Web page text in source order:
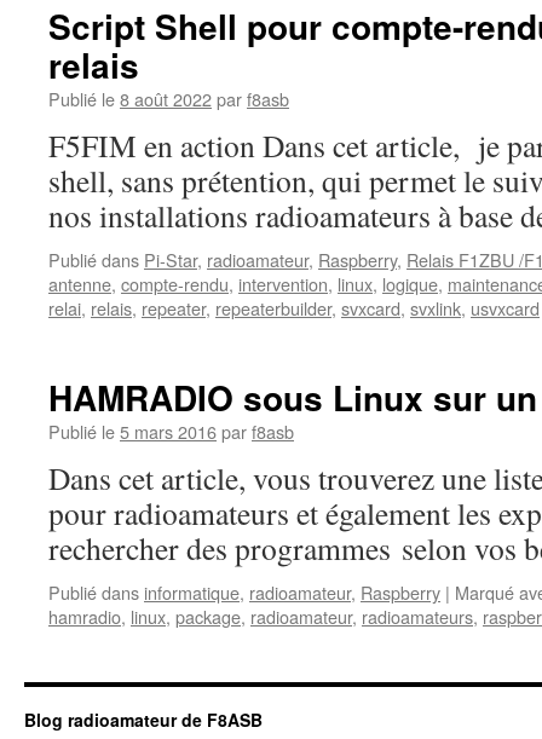
Script Shell pour compte-
relais
Publié le8 août 2022parf8asb
F5FIM en action Dans cet article, je
shell, sans prétention, qui permet le
nos installations radioamateurs à base
Publié dans Pi-Star, radioamateur, Raspberry, Relais F1ZBU /
antenne, compte-rendu, intervention, linux, logique,
relai, relais, repeater, repeaterbuilder, svxcard, svxlink, usvxcard
HAMRADIO sous Linux sur
Publié le5 mars 2016parf8asb
Dans cet article, vous trouverez une
pour radioamateurs et également les
rechercher des programmes selon vos
Publié dans informatique, radioamateur, Raspberry | Marqué
hamradio, linux, package, radioamateur, radioamateurs,
Blog radioamateur de F8ASB